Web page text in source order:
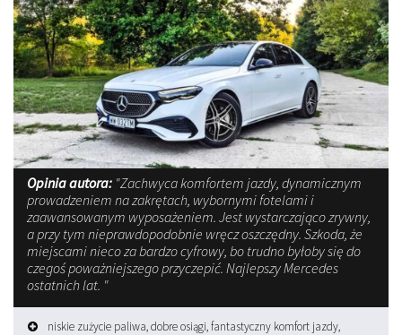
Opinia autora: "Zachwyca komfortem jazdy, dynamicznym
prowadzeniem na zakrętach, wybornymi fotelami i
zaawansowanym wyposażeniem. Jest wystarczająco zrywny,
a przy tym nieprawdopodobnie wręcz oszczędny. Szkoda, że
miejscami nieco za bardzo cyfrowy, bo trudno byłoby się do
czegoś poważniejszego przyczepić. Najlepszy Mercedes
ostatnich lat. "
niskie zużycie paliwa, dobre osiągi, fantastyczny komfort jazdy,